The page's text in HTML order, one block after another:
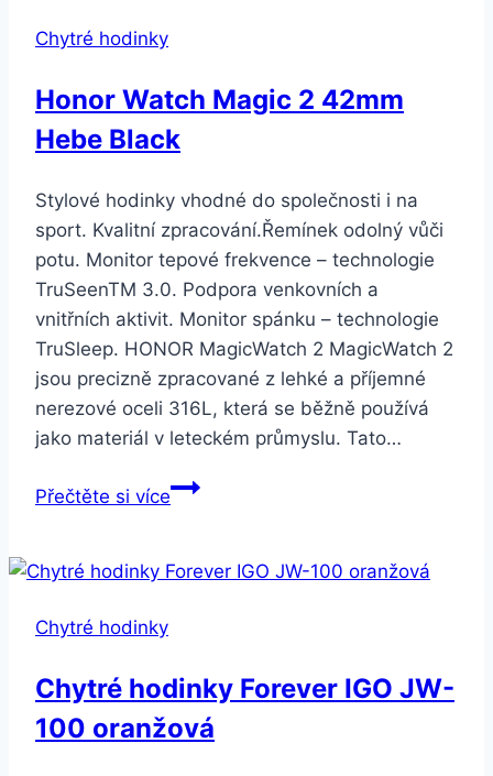
Chytré hodinky
Honor Watch Magic 2 42mm
Hebe Black
Stylové hodinky vhodné do společnosti i na
sport. Kvalitní zpracování.Řemínek odolný vůči
potu. Monitor tepové frekvence – technologie
TruSeenTM 3.0. Podpora venkovních a
vnitřních aktivit. Monitor spánku – technologie
TruSleep. HONOR MagicWatch 2 MagicWatch 2
jsou precizně zpracované z lehké a příjemné
nerezové oceli 316L, která se běžně používá
jako materiál v leteckém průmyslu. Tato…
Přečtěte si víceHonor
2
Chytré hodinky
Chytré hodinky Forever IGO JW-
100 oranžová